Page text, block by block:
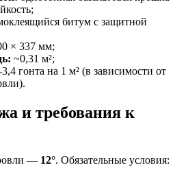
битум с защитной
× 337 мм;
~0,31 м²;
гонта на 1 м² (в зависимости от
и требования к
— 12°. Обязательные условия: